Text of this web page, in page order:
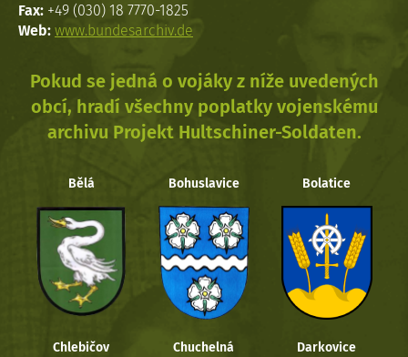
Fax: +49 (030) 18 7770-1825
Web: www.bundesarchiv.de
Pokud se jedná o vojáky z níže uvedených
obcí, hradí všechny poplatky vojenskému
archivu Projekt Hultschiner-Soldaten.
Bělá Bohuslavice Bolatice
Chlebičov Chuchelná Darkovice